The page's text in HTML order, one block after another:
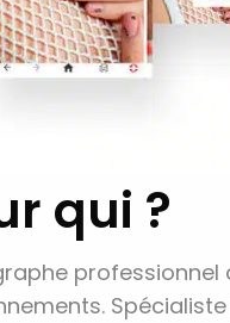
qui ?
professionnel